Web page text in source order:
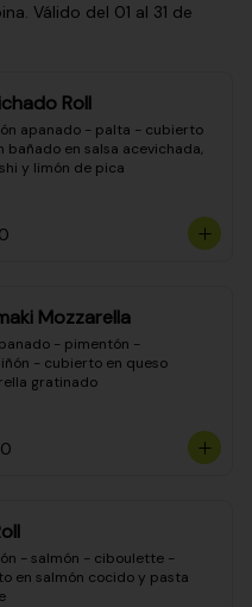
Válido del 01 al 31 de
Roll
apanado - palta - cubierto
bañado en salsa acevichada,
y limón de pica
Mozzarella
- pimentón -
- cubierto en queso
gratinado
- salmón - ciboulette -
en salmón cocido y pasta